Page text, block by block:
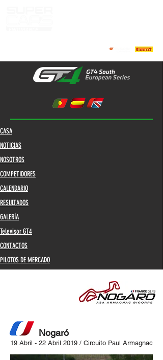
CASA
NOTICIAS
NOSOTROS
COMPETIDORES
CALENDARIO
RESULTADOS
GALERÍA
Televisor GT4
CONTACTOS
PILOTOS DE MERCADO
Nogaró
19 Abril - 22 Abril 2019 / Circuito Paul Armagnac